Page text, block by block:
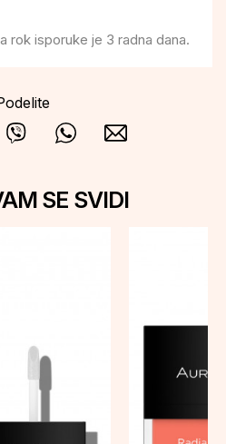
rok isporuke je 3 radna dana.
SE SVIDI